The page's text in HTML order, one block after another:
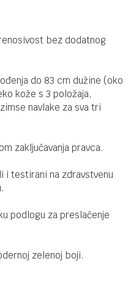
bez dodatnog
do 83 cm dužine (oko
kože s 3 položaja,
navlake za sva tri
zaključavanja pravca.
i testirani na zdravstvenu
podlogu za preslačenje
zelenoj boji.
Chipolino
49.900,00
SISTEMI 3U1 I 2U1
Latte 3u1
49.900,00